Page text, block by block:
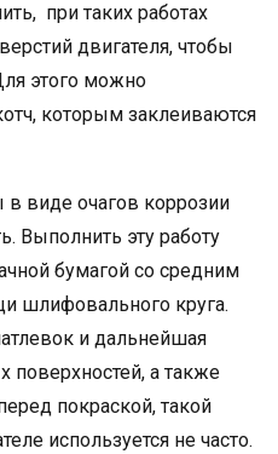
при таких работах
двигателя, чтобы
этого можно
которым заклеиваются
виде очагов коррозии
Выполнить эту работу
бумагой со средним
шлифовального круга.
и дальнейшая
а также
покраской, такой
используется не часто.